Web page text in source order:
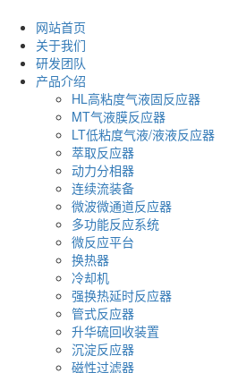
网站首页
关于我们
研发团队
产品介绍
HL高粘度气液固反应器
MT气液膜反应器
LT低粘度气液/液液反应器
萃取反应器
动力分相器
连续流装备
微波微通道反应器
多功能反应系统
微反应平台
换热器
冷却机
强换热延时反应器
管式反应器
升华硫回收装置
沉淀反应器
磁性过滤器